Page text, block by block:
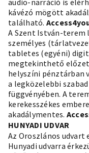
audio-narráció is
kávézó mögött
található.
A Szent István-
személyes
tabletes (egyéni)
megtekinthető
helyszíni pénztárban
a legközelebbi
függvényében. A
kerekesszékes
akadálymentes.
HUNYADI UDVAR
Az Oroszlános udvart
Hunyadi udvarra